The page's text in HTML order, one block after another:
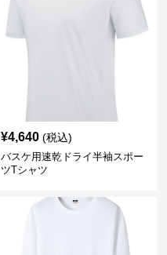
¥4,640 (税込)
バスケ用速乾ドライ半袖スポー
ツTシャツ